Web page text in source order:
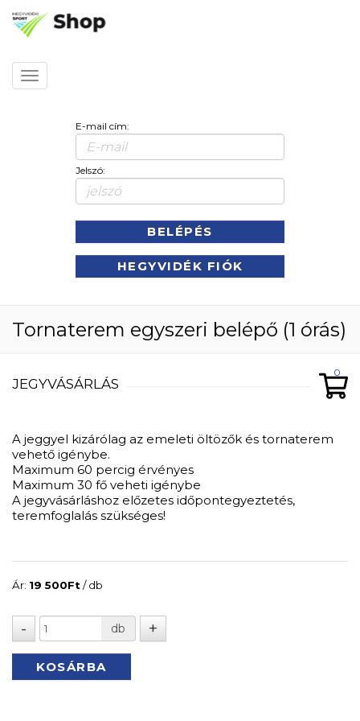
Toggle
navigation
E-mail cím:
Jelszó:
BELÉPÉS
HEGYVIDÉK FIÓK
Tornaterem egyszeri belépő (1 órás)
JEGYVÁSÁRLÁS
0
A jeggyel kizárólag az emeleti öltözők és tornaterem
vehető igénybe.
Maximum 60 percig érvényes
Maximum 30 fő veheti igénybe
A jegyvásárláshoz előzetes időpontegyeztetés,
teremfoglalás szükséges!
Ár: 19 500Ft/ db
db